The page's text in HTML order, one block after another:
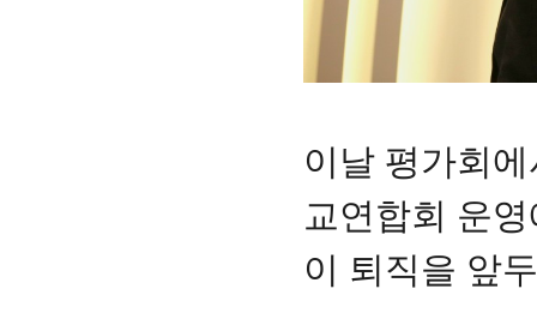
이날 평가회
교연합회 운
이 퇴직을 앞